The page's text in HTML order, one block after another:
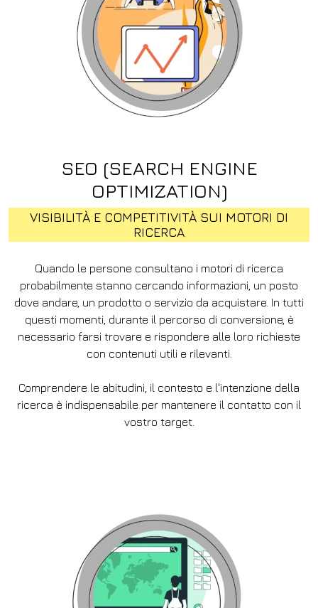
SEO (SEARCH ENGINE
OPTIMIZATION)
VISIBILITÀ E COMPETITIVITÀ SUI MOTORI DI
RICERCA
Quando le persone consultano i motori di ricerca
probabilmente stanno cercando informazioni, un posto
dove andare, un prodotto o servizio da acquistare. In tutti
questi momenti, durante il percorso di conversione, è
necessario farsi trovare e rispondere alle loro richieste
con contenuti utili e rilevanti.
Comprendere le abitudini, il contesto e l'intenzione della
ricerca è indispensabile per mantenere il contatto con il
vostro target.